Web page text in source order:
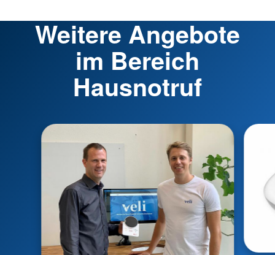
Weitere Angebote
im Bereich
Hausnotruf